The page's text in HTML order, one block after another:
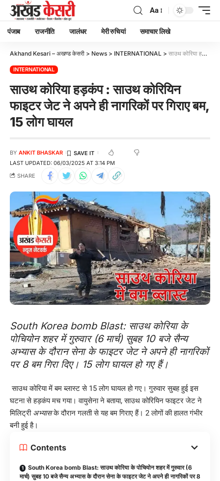
Aa
पंजाब राजनीति जालंधर मेरी रुचियां समाचार लिखे
Akhand Kesari – अखण्ड केसरी > News > INTERNATIONAL > साउथ कोरिया हड़कंप : साउथ कोरियिन फाइटर जेट ने अपने ही नागरिकों पर गिराए बम, 15 लोग घायल
INTERNATIONAL
साउथ कोरिया हड़कंप : साउथ कोरियिन
फाइटर जेट ने अपने ही नागरिकों पर गिराए बम,
15 लोग घायल
LAST UPDATED: 06/03/2025 AT 3:14 PM
BY ANKIT BHASKAR
SHARE
South Korea bomb Blast: साउथ कोरिया के
पोचियोन शहर में गुरुवार (6 मार्च) सुबह 10 बजे सैन्य
अभ्यास के दौरान सेना के फाइटर जेट ने अपने ही नागरिकों
पर 8 बम गिरा दिए। 15 लोग घायल हो गए हैं।
साउथ कोरिया में बम ब्लास्ट से 15 लोग घायल हो गए। गुरुवार सुबह हुई इस
घटना से हड़कंप मच गया। वायुसेना ने बताया, साउथ कोरियिन फाइटर जेट ने
मिलिट्री अभ्यासके दौरान गलती से यह बम गिराए हैं। 2 लोगों की हालत गंभीर
बनी हुई है।
Contents
South Korea bomb Blast: साउथ कोरिया के पोचियोन शहर में गुरुवार (6
मार्च) सुबह 10 बजे सैन्य अभ्यास के दौरान सेना के फाइटर जेट ने अपने ही नागरिकों पर 8